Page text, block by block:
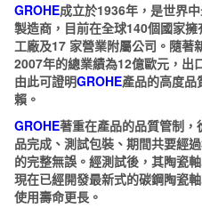
式
出
水
手
持
式
蓮
蓬
頭
GROHE成立於1936年，是世界
製造商，目前在全球140個國家
工廠及17 家營業附屬公司。隨著
2007年的總業績為12億歐元，出
由此可證明GROHE產品的高度品
賴。
GROHE著重在產品的品質管制
品完成、測試包裝、期間共要經
的完整無誤。經測試後，其陶瓷
現在已經開發最新式的碳鋼陶瓷
使用壽命更長。